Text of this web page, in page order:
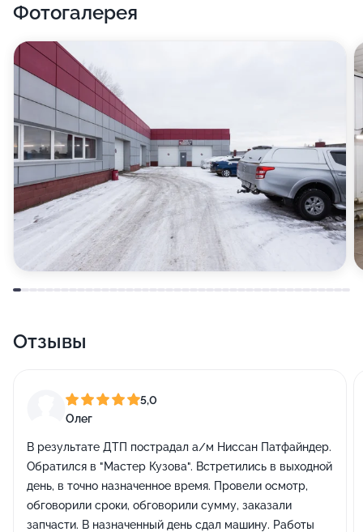
Фотогалерея
Отзывы
5,0
Олег
В результате ДТП пострадал а/м Ниссан Патфайндер.
Обратился в "Мастер Кузова". Встретились в выходной
день, в точно назначенное время. Провели осмотр,
обговорили сроки, обговорили сумму, заказали
запчасти. В назначенный день сдал машину. Работы